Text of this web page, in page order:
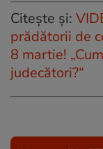
Citește și:
prădătorii de
8 martie!
judecători?“